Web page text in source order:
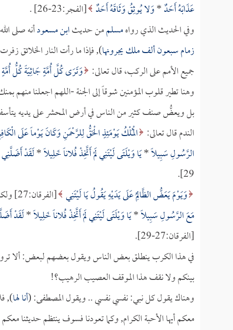
عَذَابَهُ أَحَدٌ*وَلا يُوثِقُ وَثَاقَهُ أَحَدٌ [الفجر:23-26] .
وفي الحديث الذي رواهمسلممن حديثابن مسعودأنه صلى
زمام سبعون ألف ملك يجرونها), فإذا ما رأت النار الخلائق
جميع الأمم على الركب، قال تعالى: وَتَرَى كُلَّ أُمَّةٍ جَاثِيَةً كُلُّ أُمَّةٍ
وهنا تطير قلوب المؤمنين شوقاً إلى الجنة -اللهم اجعلنا
بل ويعضُّ صنف كثير من الناس في أرض المحشر على يديه يتأسف
الندم قال تعالى: الْمُلْكُ يَوْمَئِذٍ الْحَقُّ لِلرَّحْمَنِ وَكَانَ يَوْماً عَلَى
الرَّسُولِ سَبِيلاً*يَا وَيْلَتَى لَيْتَنِي لَمْ أَتَّخِذْ فُلاناً خَلِيلاً*لَقَدْ
29].
وَيَوْمَ يَعَضُّ الظَّالِمُ عَلَى يَدَيْهِ يَقُولُ يَا لَيْتَنِي [الفرقان:27] ولكن متى؟! ضاع وقت التحسر, وفات وقت الندم
مَعَ الرَّسُولِ سَبِيلاً*يَا وَيْلَتَى لَيْتَنِي لَمْ أَتَّخِذْ فُلاناً خَلِيلاً*لَقَدْ
[الفرقان:27-29].
في هذا الكرب ينطلق بعض الناس ويقول بعضهم لبعض: ألا
بينكم ولا نقف هذا الموقف العصيب الرهيب؟!
وهناك يقول كل نبي: نفسي نفسي .. ويقول المصطفى: (أنا لها),
معكم أيها الأحبة الكرام, وكما تعودنا فسوف ينتظم حديثنا معكم